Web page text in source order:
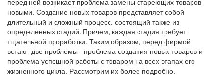
перед ней возникает проблема замены стареющих товаров
новыми. Создание новых товаров представляет собой
длительный и сложный процесс, состоящий также из
определенных стадий. Причем, каждая стадия требует
тщательной проработки. Таким образом, перед фирмой
встают две проблемы - проблема создания новых товаров и
проблема успешной работы с товаром на всех этапах его
жизненного цикла. Рассмотрим их более подробно.